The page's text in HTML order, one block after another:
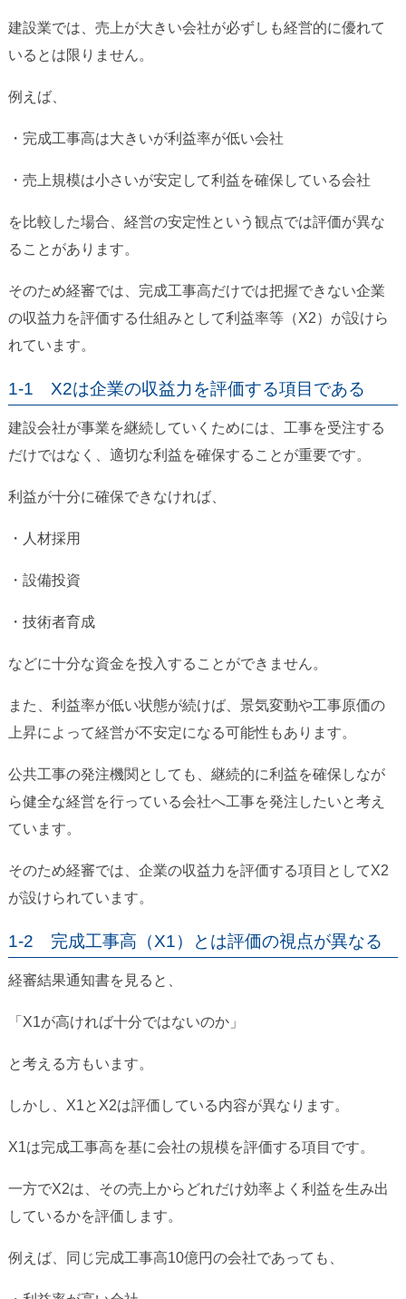
建設業では、売上が大きい会社が必ずしも経営的に優れて
いるとは限りません。
例えば、
・完成工事高は大きいが利益率が低い会社
・売上規模は小さいが安定して利益を確保している会社
を比較した場合、経営の安定性という観点では評価が異な
ることがあります。
そのため経審では、完成工事高だけでは把握できない企業
の収益力を評価する仕組みとして利益率等（X2）が設けら
れています。
1-1 X2は企業の収益力を評価する項目である
建設会社が事業を継続していくためには、工事を受注する
だけではなく、適切な利益を確保することが重要です。
利益が十分に確保できなければ、
・人材採用
・設備投資
・技術者育成
などに十分な資金を投入することができません。
また、利益率が低い状態が続けば、景気変動や工事原価の
上昇によって経営が不安定になる可能性もあります。
公共工事の発注機関としても、継続的に利益を確保しなが
ら健全な経営を行っている会社へ工事を発注したいと考え
ています。
そのため経審では、企業の収益力を評価する項目としてX2
が設けられています。
1-2 完成工事高（X1）とは評価の視点が異なる
経審結果通知書を見ると、
「X1が高ければ十分ではないのか」
と考える方もいます。
しかし、X1とX2は評価している内容が異なります。
X1は完成工事高を基に会社の規模を評価する項目です。
一方でX2は、その売上からどれだけ効率よく利益を生み出
しているかを評価します。
例えば、同じ完成工事高10億円の会社であっても、